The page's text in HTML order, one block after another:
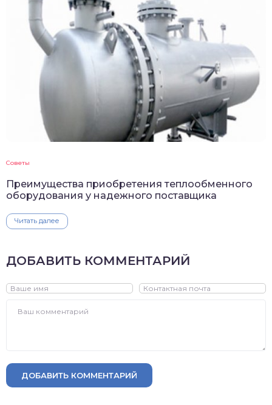
Советы
Преимущества приобретения теплообменного
оборудования у надежного поставщика
Читать далее
ДОБАВИТЬ КОММЕНТАРИЙ
ДОБАВИТЬ КОММЕНТАРИЙ